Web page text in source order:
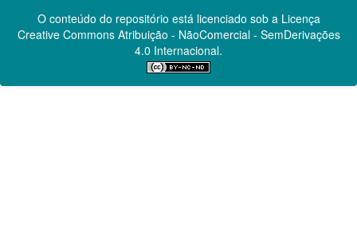
O conteúdo do repositório está licenciado sob a Licença
Creative CommonsAtribuição - NãoComercial - SemDerivações
4.0 Internacional.